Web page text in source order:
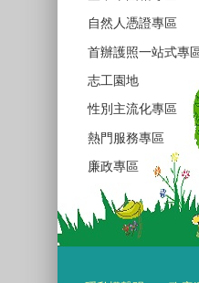
自然人憑證專區
首辦護照一站式專
志工園地
性別主流化專區
熱門服務專區
廉政專區